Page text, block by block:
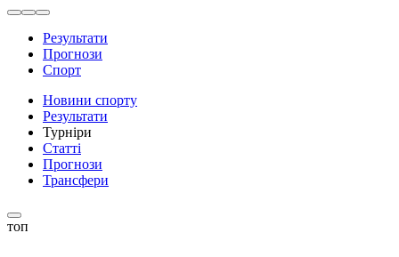
Результати
Прогнози
Спорт
Новини спорту
Результати
Турніри
Статті
Прогнози
Трансфери
топ